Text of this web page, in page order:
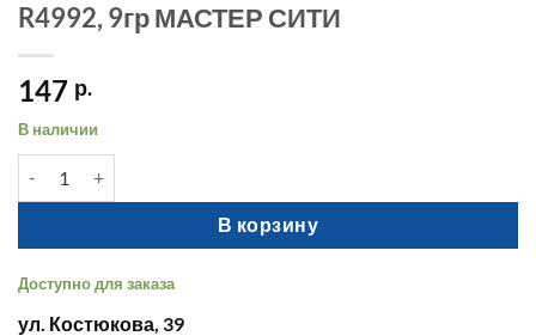
R4992, 9гр МАСТЕР СИТИ
147 р.
В наличии
В корзину
Доступно для заказа
ул. Костюкова, 39